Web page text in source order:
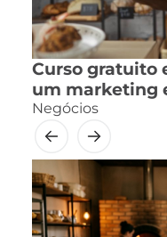
Curso gratuito
um marketing
Negócios